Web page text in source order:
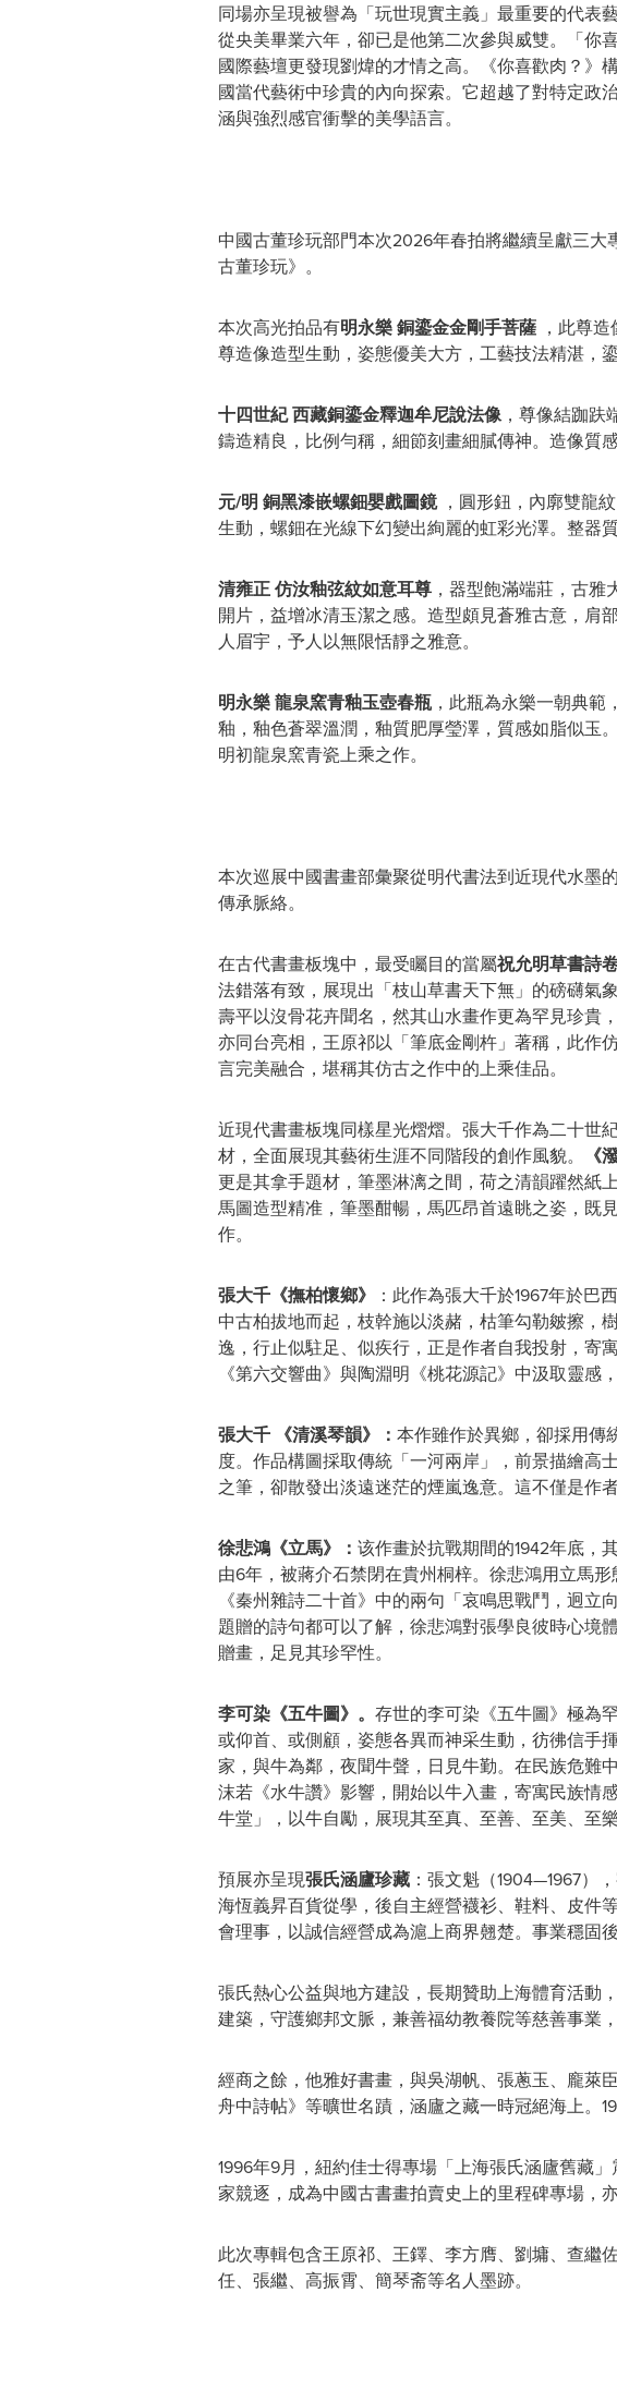
同場亦呈現被譽為「玩世現實主義」最重要的代表
從央美畢業六年，卻已是他第二次參與威雙。「你
國際藝壇更發現劉煒的才情之高。《你喜歡肉？》
國當代藝術中珍貴的內向探索。它超越了對特定政
涵與強烈感官衝擊的美學語言。
中國古董珍玩部門本次2026年春拍將繼續呈獻三
古董珍玩》。
本次高光拍品有明永樂 銅鎏金金剛手菩薩，此尊造
尊造像造型生動，姿態優美大方，工藝技法精湛，
十四世紀 西藏銅鎏金釋迦牟尼說法像，尊像結跏趺
鑄造精良，比例勻稱，細節刻畫細膩傳神。造像質
元/明 銅黑漆嵌螺鈿嬰戲圖鏡，圓形鈕，內廓雙龍
生動，螺鈿在光線下幻變出絢麗的虹彩光澤。整器
清雍正 仿汝釉弦紋如意耳尊，器型飽滿端莊，古雅
開片，益增冰清玉潔之感。造型頗見蒼雅古意，肩
人眉宇，予人以無限恬靜之雅意。
明永樂 龍泉窯青釉玉壺春瓶，此瓶為永樂一朝典範
釉，釉色蒼翠溫潤，釉質肥厚瑩澤，質感如脂似玉
明初龍泉窯青瓷上乘之作。
本次巡展中國書畫部彙聚從明代書法到近現代水墨
傳承脈絡。
在古代書畫板塊中，最受矚目的當屬祝允明草書詩
法錯落有致，展現出「枝山草書天下無」的磅礴氣
壽平以沒骨花卉聞名，然其山水畫作更為罕見珍貴
亦同台亮相，王原祁以「筆底金剛杵」著稱，此作
言完美融合，堪稱其仿古之作中的上乘佳品。
近現代書畫板塊同樣星光熠熠。張大千作為二十世
材，全面展現其藝術生涯不同階段的創作風貌。
《
更是其拿手題材，筆墨淋漓之間，荷之清韻躍然紙
馬圖造型精准，筆墨酣暢，馬匹昂首遠眺之姿，既
作。
張大千《撫柏懷鄉》
：此作為張大千於1967年於
中古柏拔地而起，枝幹施以淡赭，枯筆勾勒皴擦，
逸，行止似駐足、似疾行，正是作者自我投射，寄
《第六交響曲》與陶淵明《桃花源記》中汲取靈感
張大千 《清溪琴韻》： 本作雖作於異鄉，卻採用傳
度。作品構圖採取傳統「一河兩岸」，前景描繪高
之筆，卻散發出淡遠迷茫的煙嵐逸意。這不僅是作
徐悲鴻《立馬》： 该作畫於抗戰期間的1942年底，
由6年，被蔣介石禁閉在貴州桐梓。徐悲鴻用立馬
《秦州雜詩二十首》中的兩句「哀鳴思戰鬥，迥立
題贈的詩句都可以了解，徐悲鴻對張學良彼時心境
贈畫，足見其珍罕性。
李可染《五牛圖》。 存世的李可染《五牛圖》極為
或仰首、或側顧，姿態各異而神采生動，彷彿信手
家，與牛為鄰，夜聞牛聲，日見牛勤。在民族危難
沫若《水牛讚》影響，開始以牛入畫，寄寓民族情
牛堂」，以牛自勵，展現其至真、至善、至美、至樂
預展亦呈現張氏涵廬珍藏：張文魁（1904—1967）
海恆義昇百貨從學，後自主經營襪衫、鞋料、皮件
會理事，以誠信經營成為滬上商界翹楚。事業穩固
張氏熱心公益與地方建設，長期贊助上海體育活動
建築，守護鄉邦文脈，兼善福幼教養院等慈善事業，
經商之餘，他雅好書畫，與吳湖帆、張蔥玉、龐萊
舟中詩帖》等曠世名蹟，涵廬之藏一時冠絕海上。
1996年9月，紐約佳士得專場「上海張氏涵廬舊藏
家競逐，成為中國古書畫拍賣史上的里程碑專場，
此次專輯包含王原祁、王鐸、李方膺、劉墉、查繼
任、張繼、高振霄、簡琴斋等名人墨跡。